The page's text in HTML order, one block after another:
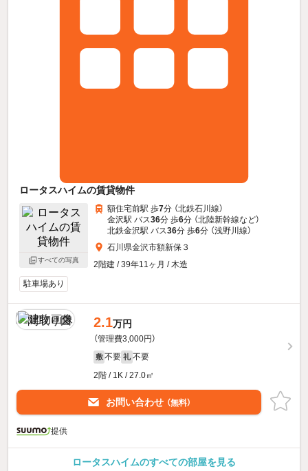
ロータスハイムの賃貸物件
すべての写真
額住宅前駅 歩7分 （北鉄石川線）
金沢駅 バス36分 歩6分 （北陸新幹線など）
北鉄金沢駅 バス36分 歩6分 （浅野川線）
石川県金沢市額新保３
2階建 / 39年11ヶ月 / 木造
駐車場あり
2.1万円
（管理費3,000円）
敷 不要 礼 不要
2階 / 1K / 27.0㎡
お問い合わせ （無料）
提供
ロータスハイムのすべての部屋を見る